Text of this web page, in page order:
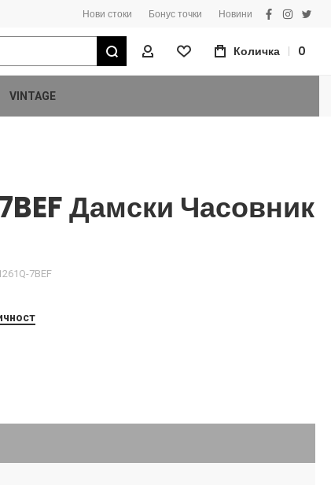
Нови стоки Бонус точки Новини
facebook
Търсене
Моят ПрофилКоличка 0
VINTAGE
Дамски Часовник
7BEF